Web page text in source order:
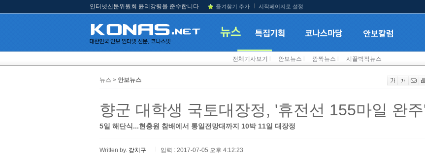
인터넷신문위원회 윤리강령을 준수합니다 즐겨찾기 추가 시작페이지로 설정
전체기사보기 안보뉴스 깜짝뉴스 시끌벅적뉴스
뉴스 > 안보뉴스
향군 대학생 국토대장정, '휴전선 155마일 완
5일 해단식...현충원 참배에서 통일전망대까지 10박 11일 대장정
Written by. 강치구
입력 : 2017-07-05 오후 4:12:23